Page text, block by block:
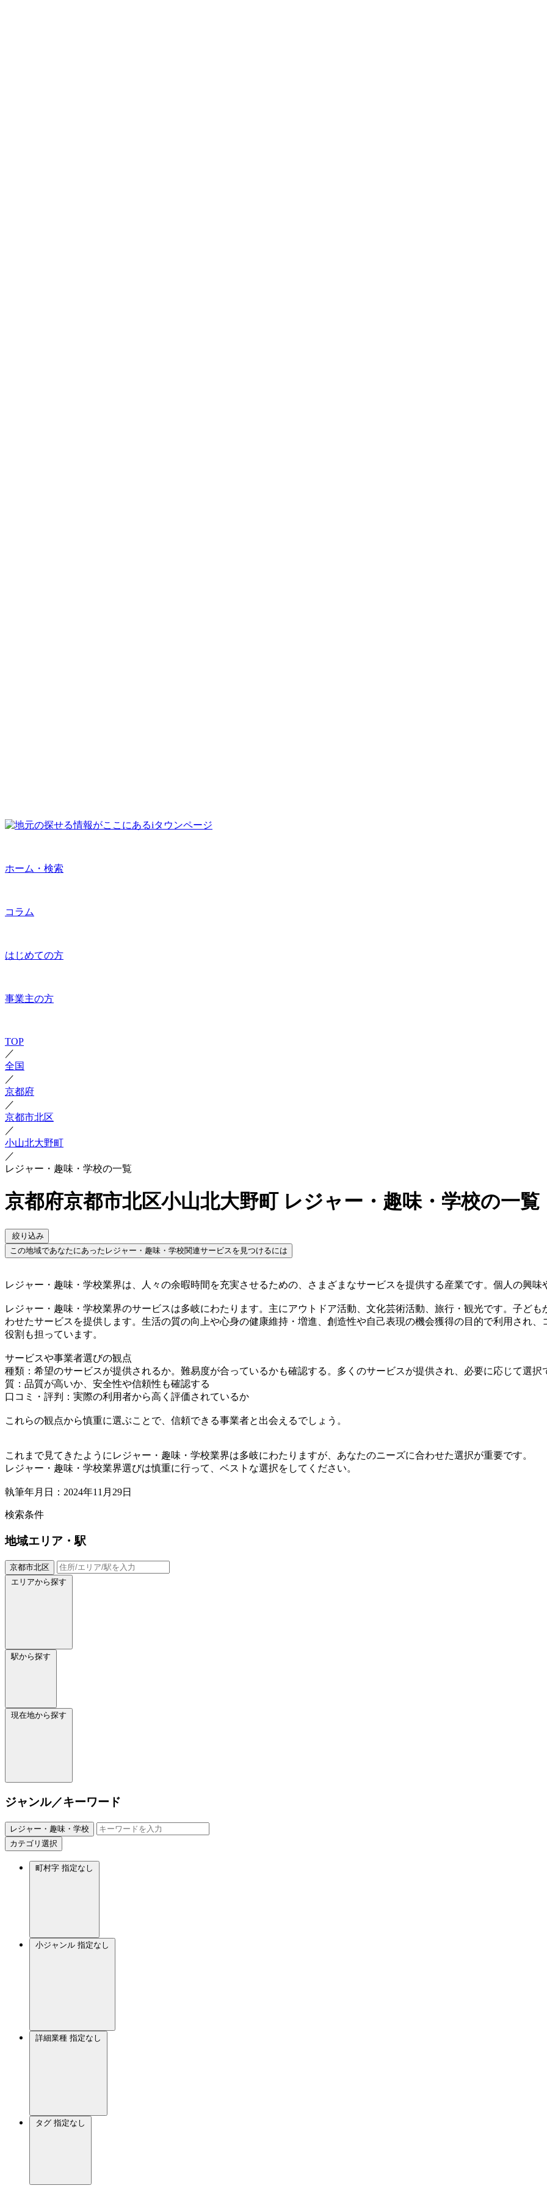
ホーム・検索
コラム
はじめての方
事業主の方
TOP
／
全国
／
京都府
／
京都市北区
／
小山北大野町
／
レジャー・趣味・学校の一覧
京都府京都市北区小山北大野町 レジャー・趣味・学校の一覧
絞り込み
この地域であなたにあったレジャー・趣味・学校関連サービスを見つけるには
レジャー・趣味・学校業界は、人々の余暇時間を充実させるための、さまざまなサービスを提供する産業です。個人の興
レジャー・趣味・学校業界のサービスは多岐にわたります。主にアウトドア活動、文化芸術活動、旅行・観光です。子ど
わせたサービスを提供します。生活の質の向上や心身の健康維持・増進、創造性や自己表現の機会獲得の目的で利用され
役割も担っています。
サービスや事業者選びの観点
種類：希望のサービスが提供されるか。難易度が合っているかも確認する。多くのサービスが提供され、必要に応じて選択
質：品質が高いか、安全性や信頼性も確認する
口コミ・評判：実際の利用者から高く評価されているか
これらの観点から慎重に選ぶことで、信頼できる事業者と出会えるでしょう。
これまで見てきたようにレジャー・趣味・学校業界は多岐にわたりますが、あなたのニーズに合わせた選択が重要です。
レジャー・趣味・学校業界選びは慎重に行って、ベストな選択をしてください。
執筆年月日：2024年11月29日
検索条件
地域エリア・駅
京都市北区
エリアから探す
駅から探す
現在地から探す
ジャンル／キーワード
レジャー・趣味・学校
カテゴリ選択
町村字 指定なし
小ジャンル 指定なし
詳細業種 指定なし
タグ 指定なし